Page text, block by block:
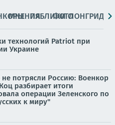
МНЕНИЯПАБЛИКИ
ФОТОЛОНГРИДЫ
технологий Patriot при
Украине
потрясли Россию: Военкор
разбирает итоги
операции Зеленского по
к миру"